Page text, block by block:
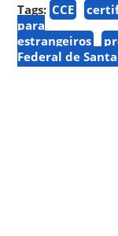
Tags: CCE
para
estrangeiros
Federal de